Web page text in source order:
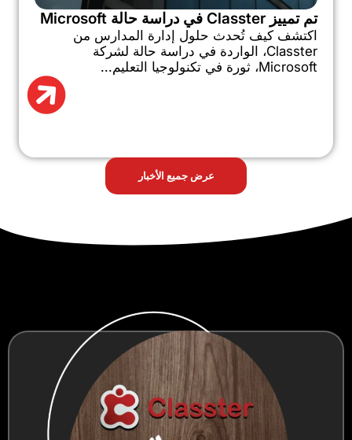
تم تمييز Classter في دراسة حالة Microsoft
اكتشف كيف تُحدث حلول إدارة المدارس من
Classter، الواردة في دراسة حالة لشركة
Microsoft، ثورة في تكنولوجيا التعليم...
عرض جميع الأخبار